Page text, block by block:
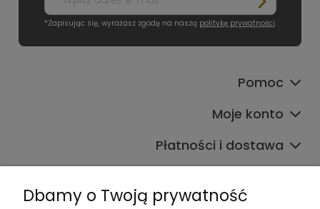
*Zapisując się, wyrażasz zgodę na naszą politykę prywatności.
Pomoc
Moje konto
Płatności i dostawa
Dbamy o Twoją prywatność